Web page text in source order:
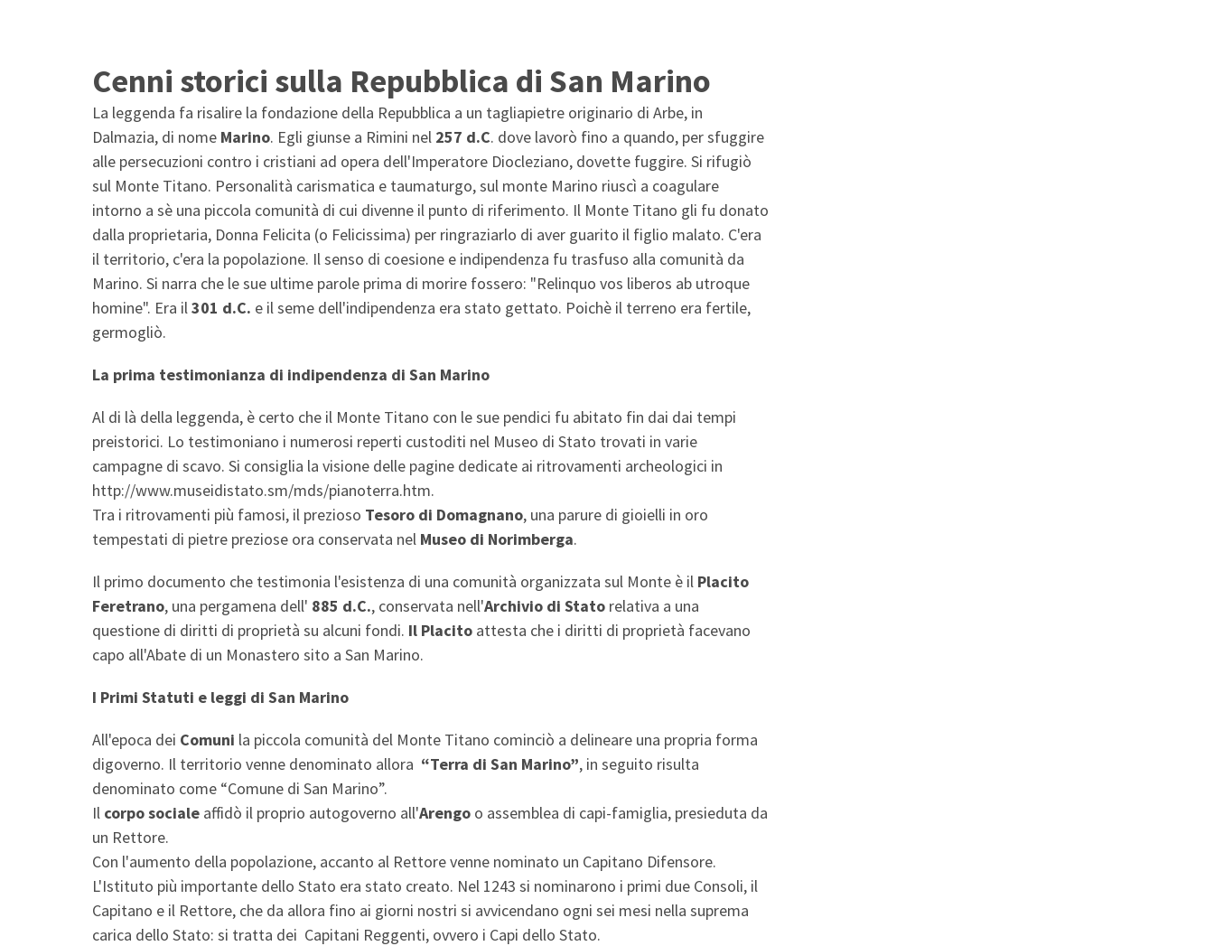
Cenni storici sulla Repubblica di San Marino
La leggenda fa risalire la fondazione della Repubblica a un tagliapietre originario di Arbe, in
Dalmazia, di nome Marino. Egli giunse a Rimini nel 257 d.C. dove lavorò fino a quando, per sfuggire
alle persecuzioni contro i cristiani ad opera dell'Imperatore Diocleziano, dovette fuggire. Si rifugiò
sul Monte Titano. Personalità carismatica e taumaturgo, sul monte Marino riuscì a coagulare
intorno a sè una piccola comunità di cui divenne il punto di riferimento. Il Monte Titano gli fu donato
dalla proprietaria, Donna Felicita (o Felicissima) per ringraziarlo di aver guarito il figlio malato. C'era
il territorio, c'era la popolazione. Il senso di coesione e indipendenza fu trasfuso alla comunità da
Marino. Si narra che le sue ultime parole prima di morire fossero: "Relinquo vos liberos ab utroque
homine". Era il301 d.C. e il seme dell'indipendenza era stato gettato. Poichè il terreno era fertile,
germogliò.
La prima testimonianza di indipendenza di San Marino
Al di là della leggenda, è certo che il Monte Titano con le sue pendici fu abitato fin dai dai tempi
preistorici. Lo testimoniano i numerosi reperti custoditi nel Museo di Stato trovati in varie
campagne di scavo. Si consiglia la visione delle pagine dedicate ai ritrovamenti archeologici in
http://www.museidistato.sm/mds/pianoterra.htm.
Tra i ritrovamenti più famosi, il prezioso Tesoro di Domagnano, una parure di gioielli in oro
tempestati di pietre preziose ora conservata nel Museo di Norimberga.
Il primo documento che testimonia l'esistenza di una comunità organizzata sul Monte è il Placito
Feretrano, una pergamena dell' 885 d.C., conservata nell'Archivio di Stato relativa a una
questione di diritti di proprietà su alcuni fondi. Il Placito attesta che i diritti di proprietà facevano
capo all'Abate di un Monastero sito a San Marino.
I Primi Statuti e leggi di San Marino
All'epoca dei Comuni la piccola comunità del Monte Titano cominciò a delineare una propria forma
digoverno. Il territorio venne denominato allora “Terra di San Marino”, in seguito risulta
denominato come “Comune di San Marino”.
Il corpo sociale affidò il proprio autogoverno all'Arengo o assemblea di capi-famiglia, presieduta da
un Rettore.
Con l'aumento della popolazione, accanto al Rettore venne nominato un Capitano Difensore.
L'Istituto più importante dello Stato era stato creato. Nel 1243 si nominarono i primi due Consoli, il
Capitano e il Rettore, che da allora fino ai giorni nostri si avvicendano ogni sei mesi nella suprema
carica dello Stato: si tratta dei Capitani Reggenti, ovvero i Capi dello Stato.